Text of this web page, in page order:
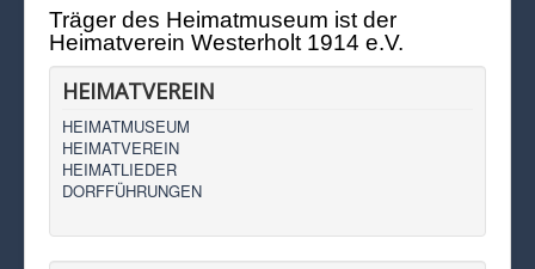
Träger des Heimatmuseum ist der
Heimatverein Westerholt 1914 e.V.
HEIMATVEREIN
HEIMATMUSEUM
HEIMATVEREIN
HEIMATLIEDER
DORFFÜHRUNGEN